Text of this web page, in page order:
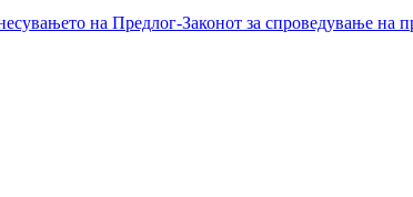
на Предлог-Законот за спроведување на